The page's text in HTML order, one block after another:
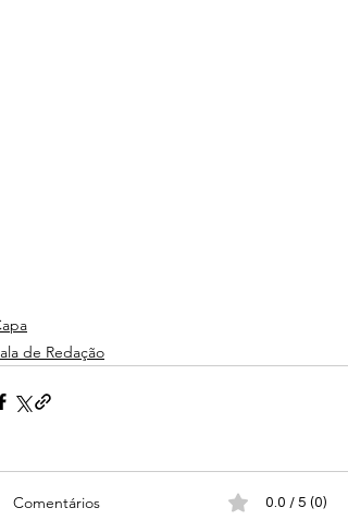
de Redação
Comentários 0.0 / 5 (0)